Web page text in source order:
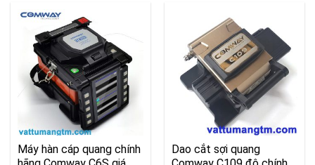
Máy hàn cáp quang chính
Dao cắt sợi quang